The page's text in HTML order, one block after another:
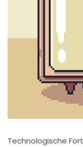
Technologische